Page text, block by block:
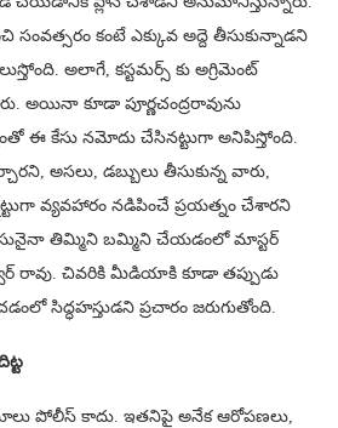
సంవత్సరం కంటే ఎక్కువ అద్దె తీసుకున్నాడని
అలాగే, కస్టమర్స్ కు అగ్రిమెంట్
అయినా కూడా పూర్ణచంద్రరావును
ఈ కేసు నమోదు చేసినట్టుగా అనిపిస్తోంది.
అసలు, డబ్బులు తీసుకున్న వారు,
వ్యవహారం నడిపించే ప్రయత్నం చేశారని
తిమ్మిని బమ్మిని చేయడంలో మాస్టర్
చివరికి మీడియాకి కూడా తప్పుడు
సిద్ధహస్తుడని ప్రచారం జరుగుతోంది.
పోలీస్ కాదు. ఇతనిపై అనేక ఆరోపణలు,